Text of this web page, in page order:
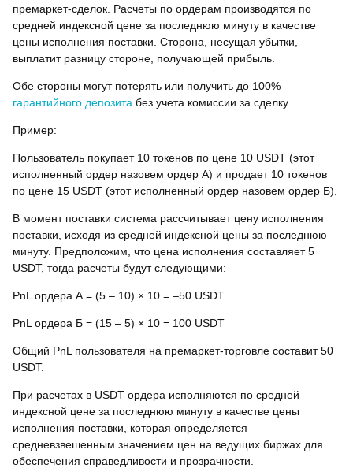
премаркет-сделок. Расчеты по ордерам производятся по
средней индексной цене за последнюю минуту в качестве
цены исполнения поставки. Сторона, несущая убытки,
выплатит разницу стороне, получающей прибыль.
Обе стороны могут потерять или получить до 100%
гарантийного депозита без учета комиссии за сделку.
Пример:
Пользователь покупает 10 токенов по цене 10 USDT (этот
исполненный ордер назовем ордер А) и продает 10 токенов
по цене 15 USDT (этот исполненный ордер назовем ордер Б).
В момент поставки система рассчитывает цену исполнения
поставки, исходя из средней индексной цены за последнюю
минуту. Предположим, что цена исполнения составляет 5
USDT, тогда расчеты будут следующими:
PnL ордера А = (5 – 10) × 10 = –50 USDT
PnL ордера Б = (15 – 5) × 10 = 100 USDT
Общий PnL пользователя на премаркет-торговле составит 50
USDT.
При расчетах в USDT ордера исполняются по средней
индексной цене за последнюю минуту в качестве цены
исполнения поставки, которая определяется
средневзвешенным значением цен на ведущих биржах для
обеспечения справедливости и прозрачности.